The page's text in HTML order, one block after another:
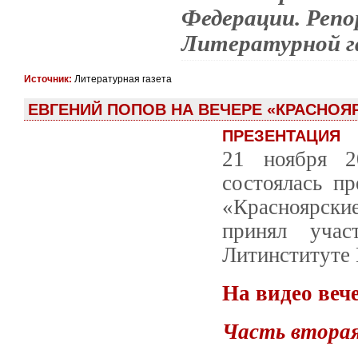
Федерации.
Литературной
Источник: Литературная газета
ЕВГЕНИЙ ПОПОВ НА ВЕЧЕРЕ
ПРЕЗЕНТАЦИЯ
21 ноября
состоялась
принял
На видео
Часть